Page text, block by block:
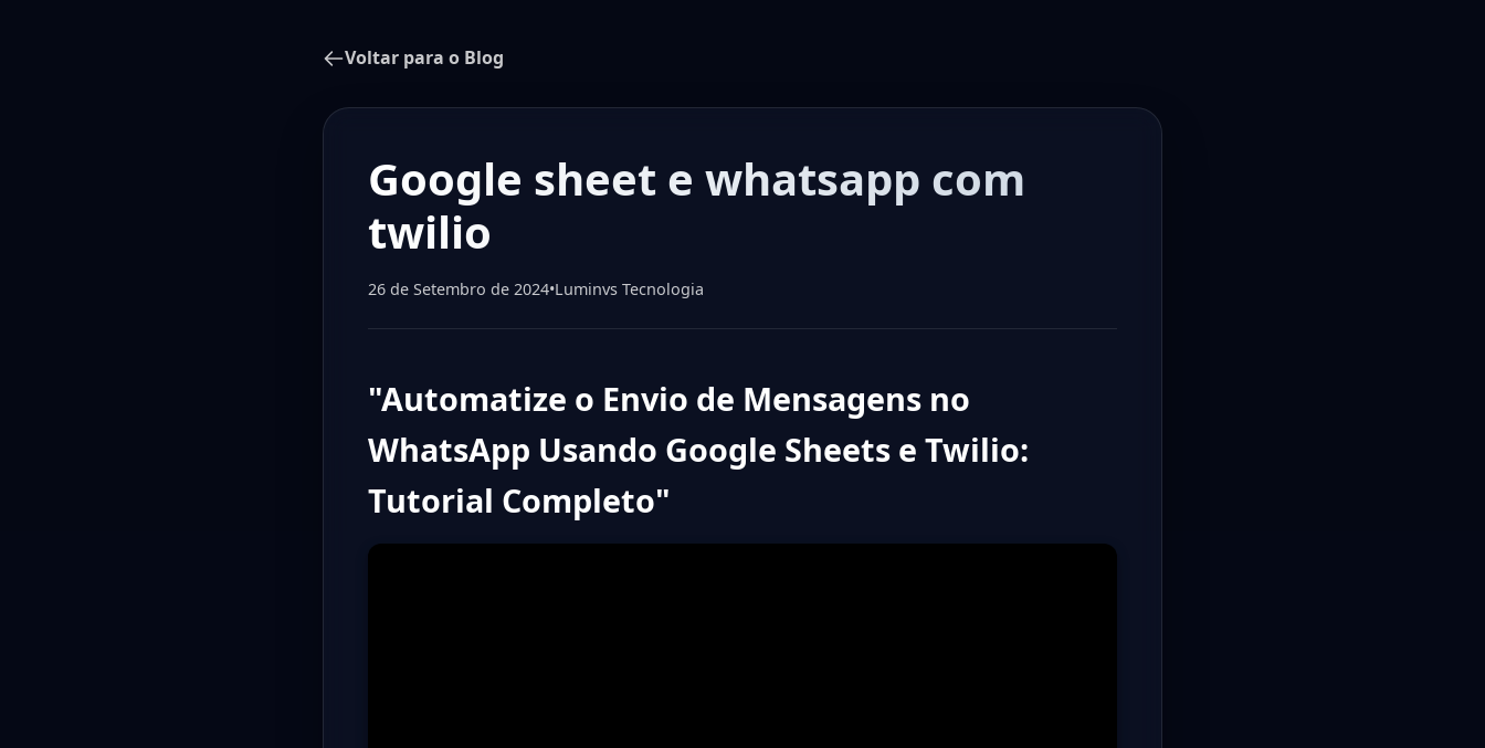
Voltar para o Blog
Google sheet e whatsapp com
twilio
26 de Setembro de 2024•Luminvs Tecnologia
"Automatize o Envio de Mensagens no
WhatsApp Usando Google Sheets e Twilio:
Tutorial Completo"